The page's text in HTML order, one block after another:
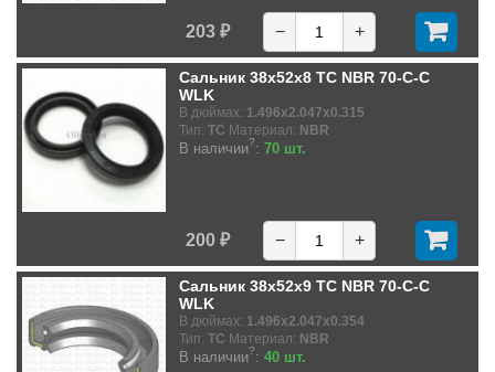
203 ₽ − +
Сальник 38x52x8 TC NBR 70-C-C
WLK
В дюймах: 1.496x2.047x0.315
Тип: TC Материал: NBR
В наличии?: 70 шт.
200 ₽ − +
Сальник 38x52x9 TC NBR 70-C-C
WLK
В дюймах: 1.496x2.047x0.354
Тип: TC Материал: NBR
В наличии?: 40 шт.